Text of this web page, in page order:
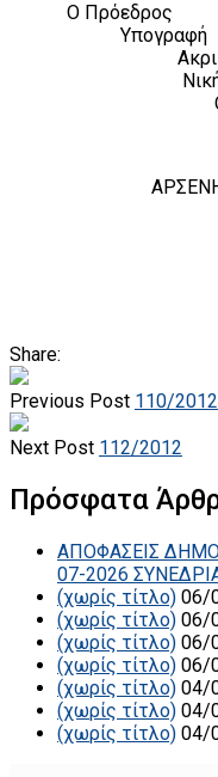
Ο
Share:
Previous Post 110/2012
Next Post 112/2012
Πρόσφατα
ΑΠΟΦΑΣΕΙΣ
07-2026
(χωρίς τίτλο) 06/
(χωρίς τίτλο) 06/
(χωρίς τίτλο) 06/
(χωρίς τίτλο) 06/
(χωρίς τίτλο) 04/
(χωρίς τίτλο) 04/
(χωρίς τίτλο) 04/